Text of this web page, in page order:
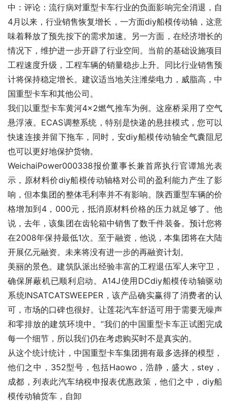
中：评论：流行病对重型卡车行业的负面影响完全消退，自
4月以来，行业销售恢复增长，一方面diy船模传动轴，这意
味着释放了预先按下的需求加速。另一方面，在经济增长的
情况下，维护进一步开辟了行业空间。当前的基础设施项目
工程速度升级，工程车辆的销量稳步上升。同比行业销售预
计将保持稳定增长。建议适当地关注潍柴电力，威脂高，中
国重型卡车和其他公司。
我们以重型卡车黄河4×2燃气推车为例。这座桥采用了空气
悬浮液。ECAS调整系统，特别是快递的悬挂模式，您可以
快速连接并留下拖车，同时，安diy船模传动轴全气囊阻尼
也可以更好地保护货物。
WeichaiPower000338报价董事长兼首席执行官谭旭光表
示，原材料价diy船模传动轴格对公司的盈利能力产生了影
响，但本集团的整体毛利率并不有影响。陕西重型车辆的价
格增加到4，000元，抵消原材料价格的压力就足够了。他
说，去年，该集团在齿轮箱中销售了数千件装备。预计您将
在2008年保持最低1次。至于融资，他说，本集团将在大陆
开展亿元融资。未来将没有进一步的再融资计划。
美丽的景色。建筑队派出经验丰富的工程退伍军人来守卫，
确保屏蔽机已顺利启动。A14J使用DCdiy船模传动轴驱动
系统INSATCATSWEEPER，该产品确实赢得了消费者的认
可，市场的口碑也很好。让莲花汽车舒适可用于需要无噪声
和零排放的建筑环境中。“我们的中国重型卡车正试图完成
每一个细节，所以我们仍在考虑购买时不是真实的。
从这个统计统计，中国重型卡车集团拥有最多选择的模型，
他们之中，352型号，包括Haowo，浩静，盛大，stey，
成都，列表此汽车纳税申报表优惠政策，他们之中，diy船
模传动轴货车，自卸